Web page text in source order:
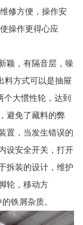
修方便，操作安
操作更得心应
颖，有隔音层，噪
料方式可以是抽屉
大惯性轮，达到
避免了藏料的弊
置，当发生错误的
设安全开关，打开
拆装的设计，维护
轮，移动方
铁屑杂质。